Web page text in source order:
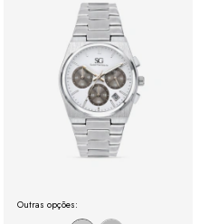
Outras opções: